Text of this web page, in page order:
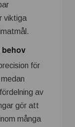
viktiga
behov
för
av
gör att
många